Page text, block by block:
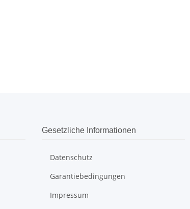
Gesetzliche Informationen
Datenschutz
Garantiebedingungen
Impressum